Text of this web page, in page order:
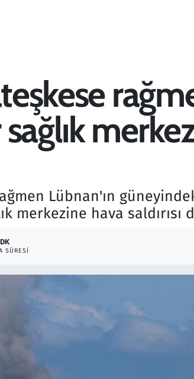
Lübnan'ın
merkezine hava
SÜRESI